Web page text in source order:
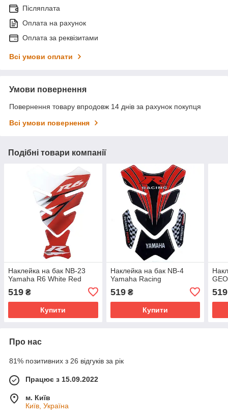
Післяплата
Оплата на рахунок
Оплата за реквізитами
Всі умови оплати
Умови повернення
Повернення товару впродовж 14 днів за рахунок покупця
Всі умови повернення
Подібні товари компанії
Наклейка на бак NB-23
Yamaha R6 White Red
519 ₴
Купити
Наклейка на бак NB-4
Yamaha Racing
519₴
Купити
519
Про нас
81% позитивних з 26 відгуків за рік
Працює з 15.09.2022
м. Київ
Київ, Україна